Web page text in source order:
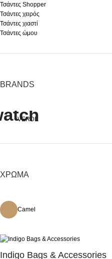
Τσάντες Shopper
Τσάντες χειρός
Τσάντες χιαστί
Τσάντες ώμου
BRANDS
VERDE
ΧΡΏΜΑ
Camel
Indigo Bags & Accessories